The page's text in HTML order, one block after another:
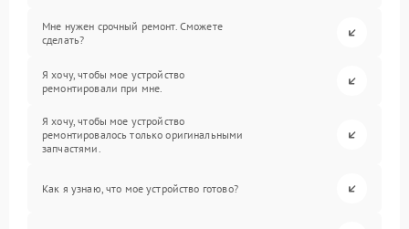
Мне нужен срочный ремонт. Сможете
сделать?
Я хочу, чтобы мое устройство
ремонтировали при мне.
Я хочу, чтобы мое устройство
ремонтировалось только оригинальными
запчастями.
Как я узнаю, что мое устройство готово?